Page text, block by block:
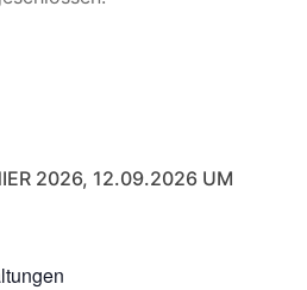
2026, 12.09.2026 UM